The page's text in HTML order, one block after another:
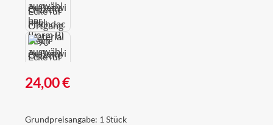
Regulärer Preis:
24,00 €
Grundpreisangabe: 1 Stück